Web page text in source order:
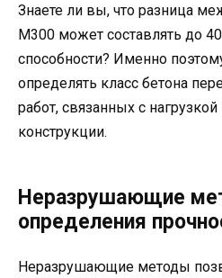
Знаете ли вы, что разница
М300 может составлять до
способности? Именно
определять класс бетона
работ, связанных с
конструкции.
Неразрушающие
определения
Неразрушающие методы